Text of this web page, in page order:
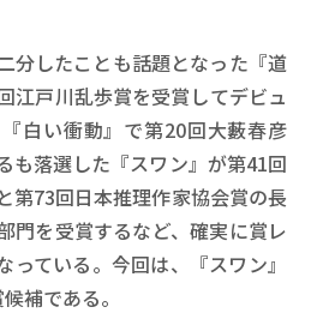
分したことも話題となった『道
江戸川乱歩賞を受賞してデビュ
白い衝動』で第20回大藪春彦
も落選した『スワン』が第41回
第73回日本推理作家協会賞の長
門を受賞するなど、確実に賞レ
っている。今回は、『スワン』
補である。